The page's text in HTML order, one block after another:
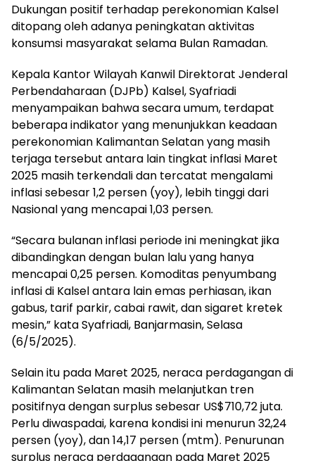
Dukungan positif terhadap perekonomian Kalsel
ditopang oleh adanya peningkatan aktivitas
konsumsi masyarakat selama Bulan Ramadan.
Kepala Kantor Wilayah Kanwil Direktorat Jenderal
Perbendaharaan (DJPb) Kalsel, Syafriadi
menyampaikan bahwa secara umum, terdapat
beberapa indikator yang menunjukkan keadaan
perekonomian Kalimantan Selatan yang masih
terjaga tersebut antara lain tingkat inflasi Maret
2025 masih terkendali dan tercatat mengalami
inflasi sebesar 1,2 persen (yoy), lebih tinggi dari
Nasional yang mencapai 1,03 persen.
“Secara bulanan inflasi periode ini meningkat jika
dibandingkan dengan bulan lalu yang hanya
mencapai 0,25 persen. Komoditas penyumbang
inflasi di Kalsel antara lain emas perhiasan, ikan
gabus, tarif parkir, cabai rawit, dan sigaret kretek
mesin,” kata Syafriadi, Banjarmasin, Selasa
(6/5/2025).
Selain itu pada Maret 2025, neraca perdagangan di
Kalimantan Selatan masih melanjutkan tren
positifnya dengan surplus sebesar US$710,72 juta.
Perlu diwaspadai, karena kondisi ini menurun 32,24
persen (yoy), dan 14,17 persen (mtm). Penurunan
surplus neraca perdagangan pada Maret 2025